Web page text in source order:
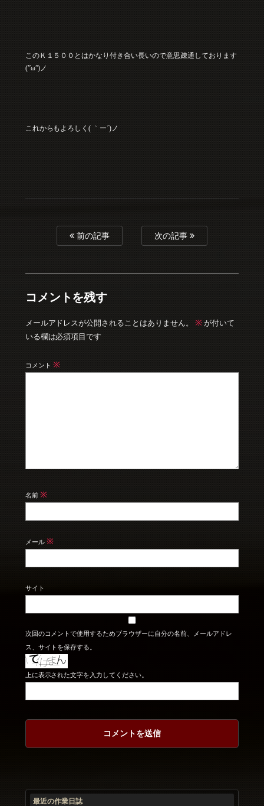
このＫ１５００とはかなり付き合い長いので意思疎通しております
(”ω”)ノ
これからもよろしく( ｀ー´)ノ
前の記事 次の記事
コメントを残す
メールアドレスが公開されることはありません。 ※ が付いて
いる欄は必須項目です
コメント ※
名前 ※
メール ※
サイト
次回のコメントで使用するためブラウザーに自分の名前、メールアドレ
ス、サイトを保存する。
上に表示された文字を入力してください。
最近の作業日誌